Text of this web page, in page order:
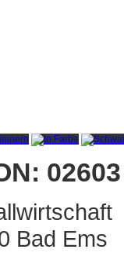
Bad Ems